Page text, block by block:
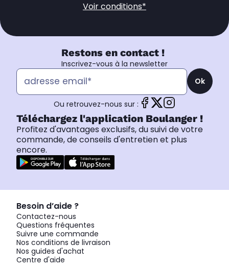
Voir conditions*
Restons en contact !
Inscrivez-vous à la newsletter
Ok
Ou retrouvez-nous sur :
Téléchargez l'application Boulanger !
Profitez d'avantages exclusifs, du suivi de votre
commande, de conseils d'entretien et plus
encore.
Besoin d’aide ?
Contactez-nous
Questions fréquentes
Suivre une commande
Nos conditions de livraison
Nos guides d'achat
Centre d'aide